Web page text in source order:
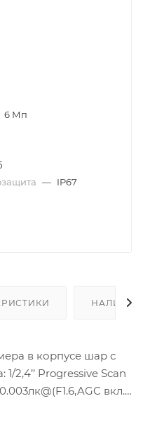
6 Мп
— IP67
НАЛИЧИЕ
в корпусе шар с
2,4’’ Progressive Scan
вкл.),